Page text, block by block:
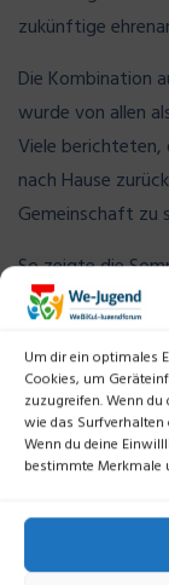
Um dir ein optimales
Cookies, um
zuzugreifen. Wenn
wie das Surfverhalten
Wenn du deine
bestimmte Merkmale
zukünftige
Die Kombination
wurde von allen
Viele
nach Hause
Gemeinschaft zu
So zeigte die
besten dort